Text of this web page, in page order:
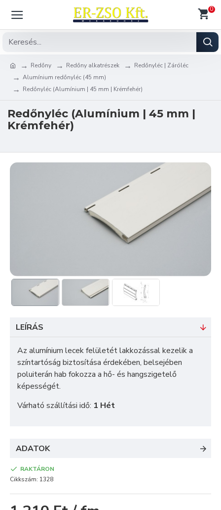
0
Redőny Redőny alkatrészek
Redőnyléc | Záróléc
Alumínium redőnyléc (45 mm)
Redőnyléc (Alumínium | 45 mm | Krémfehér)
Redőnyléc (Alumínium | 45 mm |
Krémfehér)
LEÍRÁS
Az alumínium lecek felületét lakkozással kezelik a
színtartóság biztosítása érdekében, belsejében
poluiterán hab fokozza a hő- és hangszigetelő
képességét.
Várható szállítási idő: 1 Hét
ADATOK
RAKTÁRON
Cikkszám: 1328